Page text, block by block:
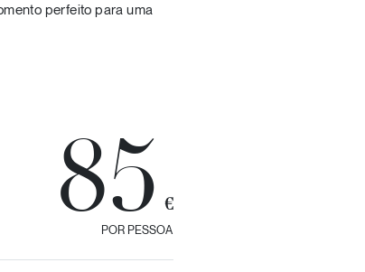
perfeito para uma
85 €
POR PESSOA